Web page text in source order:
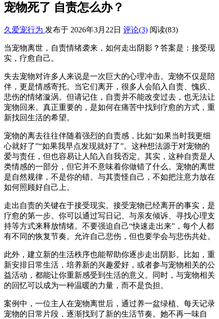
宠物死了 自责怎么办？
久爱宠行为 发布于 2026年3月22日 评论(3) 阅读(83)
当宠物离世，自责情绪袭来，如何走出阴影？答案是：接受现
实，疗愈自己。
失去宠物对许多人来说是一次巨大的心理冲击。宠物不仅是陪
伴，更是情感寄托。当它们离开，很多人会陷入自责、愧疚、
悲伤的情绪漩涡。但请记住，自责并不能改变过去，也无法让
宠物回来。真正重要的，是如何在痛苦中找到疗愈的方式，重
新找回生活的希望。
宠物的离去往往伴随着强烈的自责感，比如“如果当时我更细
心就好了”“如果我早点发现就好了”。这种想法源于对宠物的
爱与责任，但也容易让人陷入自我否定。其实，这种自责是人
类情感的一部分，但它并不意味着你做错了什么。宠物的离世
是自然规律，不是你的错。与其责怪自己，不如把注意力放在
如何照顾好自己上。
走出自责的关键在于接受现实。接受宠物已经离开的事实，是
疗愈的第一步。你可以通过写日记、与亲友倾诉、寻找心理支
持等方式来释放情绪。不要强迫自己“快速走出来”，每个人都
有不同的恢复节奏。允许自己悲伤，但也要学会与悲伤共处。
此外，建立新的生活秩序也能帮助你逐步走出阴影。比如，重
新安排日常生活，培养新的兴趣爱好，或者参与宠物相关的公
益活动，都能让你重新感受到生活的意义。同时，与宠物相关
的回忆可以成为一种温暖的力量，而不是负担。
案例中，一位主人在宠物离世后，通过养一盆绿植、每天记录
宠物的日常片段，逐渐找到了新的生活节奏。她不再一味自